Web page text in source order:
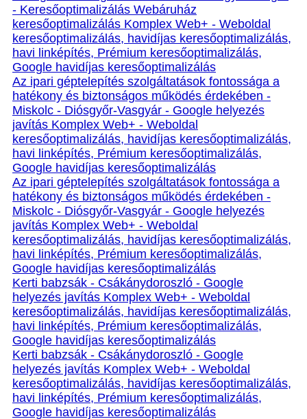
- Keresőoptimalizálás Webáruház
keresőoptimalizálás Komplex Web+ - Weboldal
keresőoptimalizálás, havidíjas keresőoptimalizálás,
havi linképítés, Prémium keresőoptimalizálás,
Google havidíjas keresőoptimalizálás
Az ipari géptelepítés szolgáltatások fontossága a
hatékony és biztonságos működés érdekében -
Miskolc - Diósgyőr-Vasgyár - Google helyezés
javítás Komplex Web+ - Weboldal
keresőoptimalizálás, havidíjas keresőoptimalizálás,
havi linképítés, Prémium keresőoptimalizálás,
Google havidíjas keresőoptimalizálás
Az ipari géptelepítés szolgáltatások fontossága a
hatékony és biztonságos működés érdekében -
Miskolc - Diósgyőr-Vasgyár - Google helyezés
javítás Komplex Web+ - Weboldal
keresőoptimalizálás, havidíjas keresőoptimalizálás,
havi linképítés, Prémium keresőoptimalizálás,
Google havidíjas keresőoptimalizálás
Kerti babzsák - Csákánydoroszló - Google
helyezés javítás Komplex Web+ - Weboldal
keresőoptimalizálás, havidíjas keresőoptimalizálás,
havi linképítés, Prémium keresőoptimalizálás,
Google havidíjas keresőoptimalizálás
Kerti babzsák - Csákánydoroszló - Google
helyezés javítás Komplex Web+ - Weboldal
keresőoptimalizálás, havidíjas keresőoptimalizálás,
havi linképítés, Prémium keresőoptimalizálás,
Google havidíjas keresőoptimalizálás